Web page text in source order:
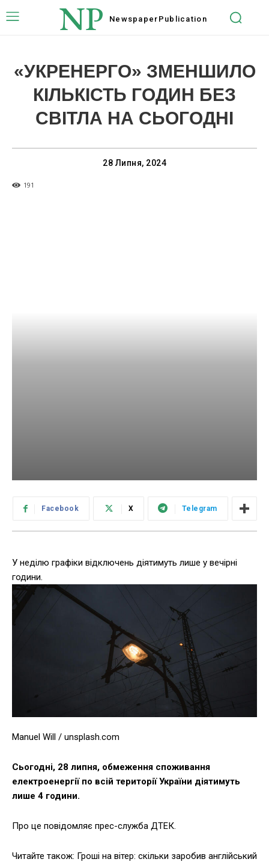
NP Newspaper Publication
«УКРЕНЕРГО» ЗМЕНШИЛО
КІЛЬКІСТЬ ГОДИН БЕЗ
СВІТЛА НА СЬОГОДНІ
28 Липня, 2024
191
Facebook X Telegram
У неділю графіки відключень діятимуть лише у вечірні
години.
Manuel Will / unsplash.com
Сьогодні, 28 липня, обмеження споживання
електроенергії по всій території України діятимуть
лише 4 години.
Про це повідомляє прес-служба ДТЕК.
Читайте також: Гроші на вітер: скільки заробив англійський